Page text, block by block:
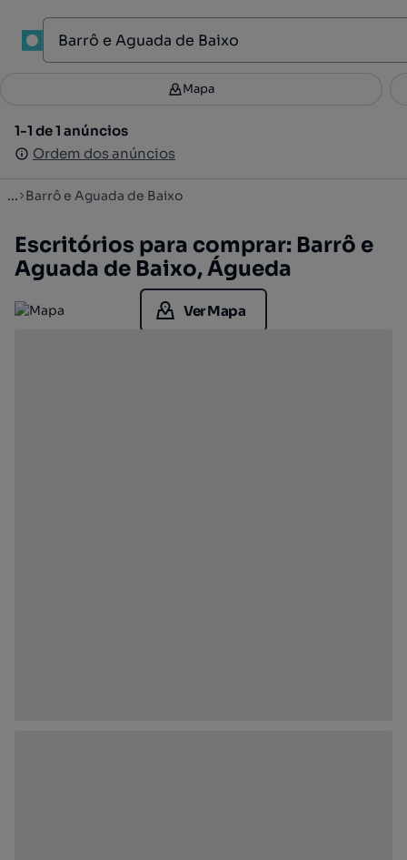
Filtros 3
1-1 de 1 anúncios
Ordem dos anúncios
Mapa
1-1 de 1 anúncios
Ordem dos anúncios
... Barrô e Aguada de Baixo
Escritórios para comprar: Barrô e
Aguada de Baixo, Águeda
Ver Mapa